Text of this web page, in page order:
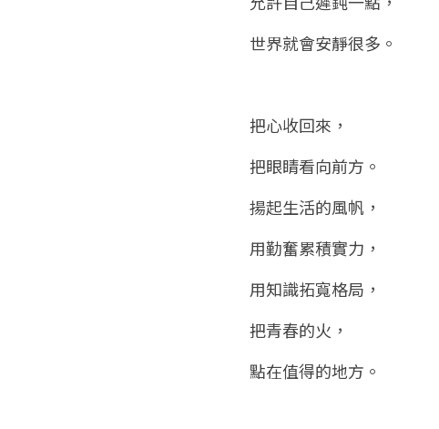
世界就會安靜很多。
把心收回來，
把眼睛看向前方。
揚起生活的風帆，
用勤奮累積實力，
用知識拓寬格局，
把青春的火，
點在值得的地方。